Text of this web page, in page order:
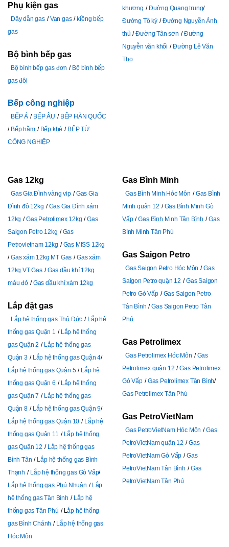
Phụ kiện gas
Dây dẫn gas Van gas
kiềng bếp
gas
Bộ bình bếp gas
Bộ bình bếp gas đơn
Bộ bình bếp
gas đôi
Bếp công nghiệp
BẾP Á BẾP ÂU
BẾP HÀN QUỐC
Bếp hầm
Bếp khè
BẾP TỪ
CÔNG NGHIỆP
khương
Đường Quang trung
Đường Tô ký
Đường Nguyễn Ảnh
thủ
Đường Tân sơn
Đường
Nguyễn văn khối
Đường Lê Văn
Thọ
Gas 12kg
Gas Gia Đình vàng vip
Gas Gia
Đình đỏ 12kg
Gas Gia Đình xám
12kg
Gas Petrolimex 12kg
Gas
Saigon Petro 12kg
Gas
Petrovietnam 12kg
Gas MISS 12kg
Gas xám 12kg MT Gas
Gas xám
12kg VT Gas
Gas dầu khí 12kg
màu đỏ
Gas dầu khí xám 12kg
Lắp đặt gas
Lắp hệ thống gas Thủ Đức
Lắp hệ
thống gas Quận 1
Lắp hệ thống
gas Quận 2
Lắp hệ thống gas
Quận 3
Lắp hệ thống gas Quận 4
Lắp hệ thống gas Quận 5
Lắp hệ
thống gas Quận 6
Lắp hệ thống
gas Quận 7
Lắp hệ thống gas
Quận 8
Lắp hệ thống gas Quận 9
Lắp hệ thống gas Quận 10
Lắp hệ
thống gas Quận 11
Lắp hệ thống
gas Quận 12
Lắp hệ thống gas
Bình Tân
Lắp hệ thống gas Bình
Thạnh
Lắp hệ thống gas Gò Vấp
Lắp hệ thống gas Phú Nhuận
Lắp
hệ thống gas Tân Bình
Lắp hệ
thống gas Tân Phú
Lắp hệ thống
gas Bình Chánh
Lắp hệ thống gas
Hóc Môn
Gas Bình Minh
Gas Bình Minh Hóc Môn
Gas Bình
Minh quận 12
Gas Bình Minh Gò
Vấp
Gas Bình Minh Tân Bình
Gas
Bình Minh Tân Phú
Gas Saigon Petro
Gas Saigon Petro Hóc Môn
Gas
Saigon Petro quận 12
Gas Saigon
Petro Gò Vấp
Gas Saigon Petro
Tân Bình
Gas Saigon Petro Tân
Phú
Gas Petrolimex
Gas Petrolimex Hóc Môn
Gas
Petrolimex quận 12
Gas Petrolimex
Gò Vấp
Gas Petrolimex Tân Bình
Gas Petrolimex Tân Phú
Gas PetroVietNam
Gas PetroVietNam Hóc Môn
Gas
PetroVietNam quận 12
Gas
PetroVietNam Gò Vấp
Gas
PetroVietNam Tân Bình
Gas
PetroVietNam Tân Phú